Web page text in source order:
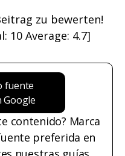
zu bewerten!
10 Average: 4.7]
fuente
Google
contenido? Marca
preferida en